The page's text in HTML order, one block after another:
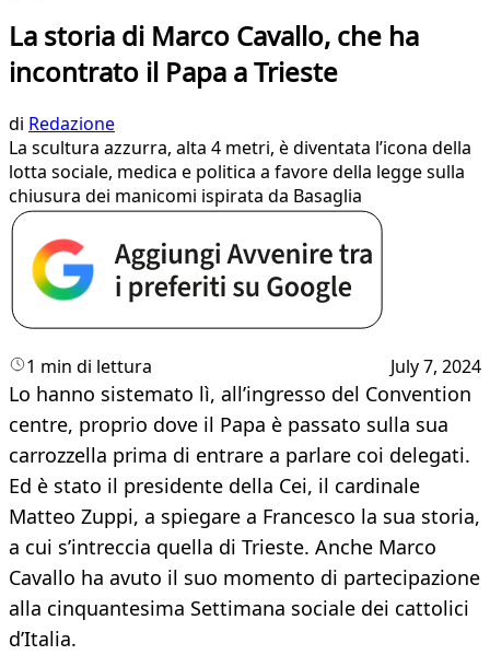
La storia di Marco Cavallo, che ha
incontrato il Papa a Trieste
di Redazione
La scultura azzurra, alta 4 metri, è diventata l’icona della
lotta sociale, medica e politica a favore della legge sulla
chiusura dei manicomi ispirata da Basaglia
1 min di lettura July 7, 2024
Lo hanno sistemato lì, all’ingresso del Convention
centre, proprio dove il Papa è passato sulla sua
carrozzella prima di entrare a parlare coi delegati.
Ed è stato il presidente della Cei, il cardinale
Matteo Zuppi, a spiegare a Francesco la sua storia,
a cui s’intreccia quella di Trieste. Anche Marco
Cavallo ha avuto il suo momento di partecipazione
alla cinquantesima Settimana sociale dei cattolici
d’Italia.